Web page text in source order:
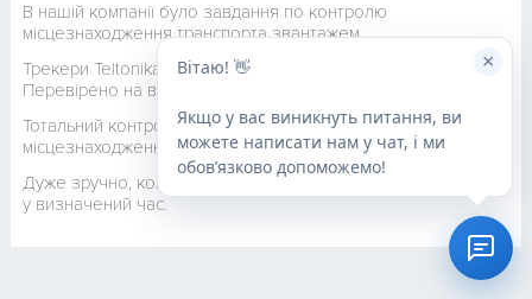
Вітаю! 👋
Якщо у вас виникнуть питання, ви
можете написати нам у чат, і ми
обовʼязково допоможемо!
×
В нашій компанії було завдання по контролю
місцезнаходження транспорта звантажем.
Трекери Teltonika - універсальна і дуже корисна річ.
Перевірено на власній практиці.
Тотальний контроль процеса вантажоперевезення і
місцезнаходження фуиы, в тому числі за кордоном.
Дуже зручно, коли необхідно знати, де знаходиться вантаж
у визначений час.